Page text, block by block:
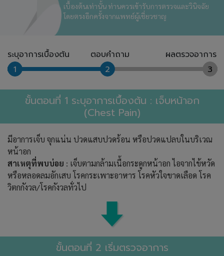
เบื้องต้นเท่านั้น ท่านควรเข้ารับการตรวจและวินิจฉัย
โดยตรงอีกครั้งจากแพทย์ผู้เชี่ยวชาญ
ระบุอาการเบื้องต้น ตอบคำถาม
ผลตรวจอาการ
1
2 3
ขั้นตอนที่ 1 ระบุอาการเบื้องต้น : เจ็บหน้าอก
(Chest Pain)
มีอาการเจ็บ จุกแน่น ปวดแสบปวดร้อน หรือปวดแปลบในบริเวณ
หน้าอก
สาเหตุที่พบบ่อย : เจ็บตามกล้ามเนื้อกระดูกหน้าอก ไอจากไข้หวัด
หรือหลอดลมอักเสบ โรคกระเพาะอาหาร โรคหัวใจขาดเลือด โรค
วิตกกังวล/โรคกังวลทั่วไป
ขั้นตอนที่ 2 เริ่มตรวจอาการ